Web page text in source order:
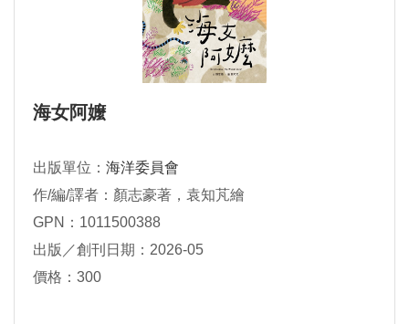
海女阿嬤
出版單位： 海洋委員會
作/編/譯者：顏志豪著，袁知芃繪
GPN：1011500388
出版／創刊日期：2026-05
價格：300